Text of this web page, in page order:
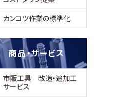
カンコツ作業の標準化
商品・サービス
市販工具 改造・追加工
サービス